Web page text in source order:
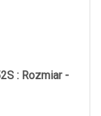
: Rozmiar -